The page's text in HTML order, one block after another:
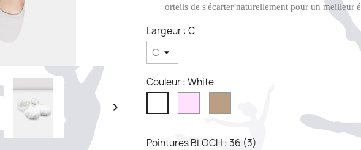

orteils de s'écarter naturellement pour un meilleur
Largeur : C
Couleur : White
Pointures BLOCH : 36 (3)